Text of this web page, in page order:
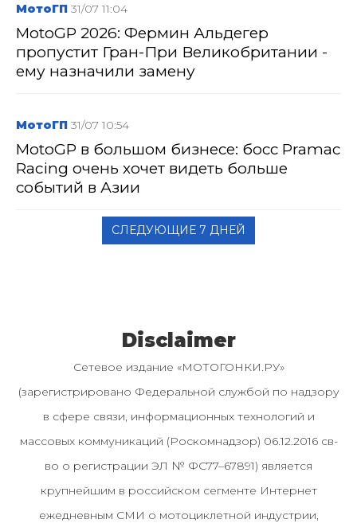
МотоГП 31/07 11:04
MotoGP 2026: Фермин Альдегер
пропустит Гран-При Великобритании -
ему назначили замену
МотоГП 31/07 10:54
MotoGP в большом бизнесе: босс Pramac
Racing очень хочет видеть больше
событий в Азии
СЛЕДУЮЩИЕ 7 ДНЕЙ
Disclaimer
Сетевое издание «МОТОГОНКИ.РУ»
(зарегистрировано Федеральной службой по надзору
в сфере связи, информационных технологий и
массовых коммуникаций (Роскомнадзор) 06.12.2016 св-
во о регистрации ЭЛ № ФС77–67891) является
крупнейшим в российском сегменте Интернет
ежедневным СМИ о мотоциклетной индустрии,